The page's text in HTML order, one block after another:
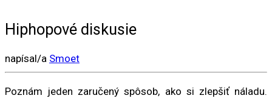
Hiphopové diskusie
napísal/a Smoet
Poznám jeden zaručený spôsob, ako si zlepšiť náladu.